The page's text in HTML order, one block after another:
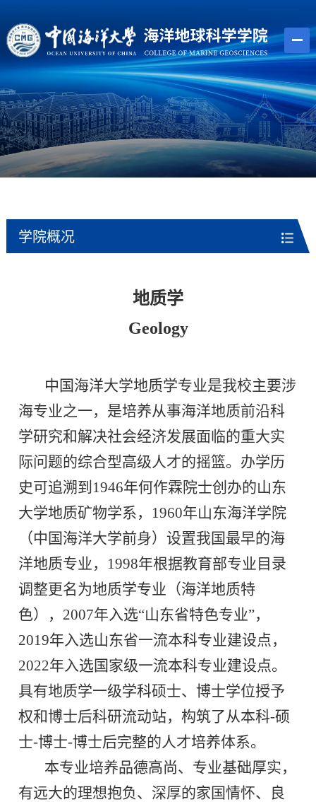
学院概况
地质学
Geology
中国海洋大学地质学专业是我校主要涉
海专业之一，是培养从事海洋地质前沿科
学研究和解决社会经济发展面临的重大实
际问题的综合型高级人才的摇篮。办学历
史可追溯到 1946年何作霖院士创办的山东
大学地质矿物学系， 1960年山东海洋学院
（中国海洋大学前身）设置我国最早的海
洋地质专业， 1998年根据教育部专业目录
调整更名为地质学专业（海洋地质特
色）， 2007年入选“山东省特色专业”，
2019年入选山东省一流本科专业建设点，
2022年入选国家级一流本科专业建设点。
具有地质学一级学科硕士、博士学位授予
权和博士后科研流动站，构筑了从本科-硕
士-博士-博士后完整的人才培养体系。
本专业培养品德高尚、专业基础厚实，
有远大的理想抱负、深厚的家国情怀、良